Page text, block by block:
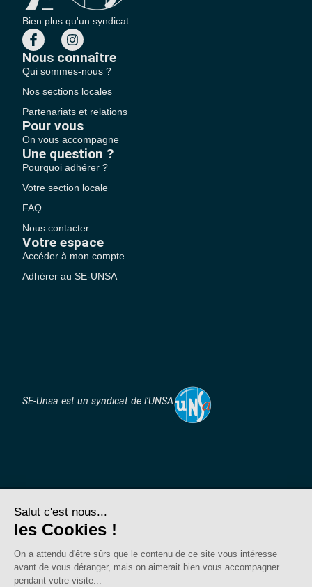
Bien plus qu'un syndicat
Nous connaître
Qui sommes-nous ?
Nos sections locales
Partenariats et relations
Pour vous
On vous accompagne
Une question ?
Pourquoi adhérer ?
Votre section locale
FAQ
Nous contacter
Votre espace
Accéder à mon compte
Adhérer au SE-UNSA
SE-Unsa est un syndicat de l’UNSA
Politique de confidentialité